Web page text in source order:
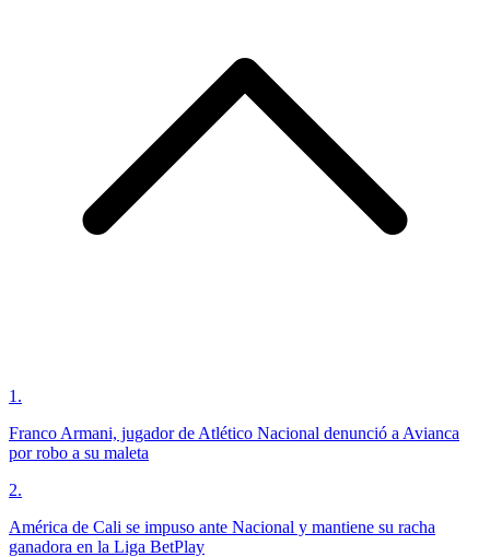
1 .
Franco Armani, jugador de Atlético Nacional denunció a Avianca
por robo a su maleta
2.
América de Cali se impuso ante Nacional y mantiene su racha
ganadora en la Liga BetPlay